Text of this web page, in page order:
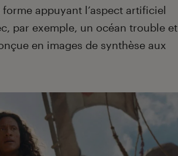
appuyant l’aspect artificiel
par exemple, un océan trouble et
en images de synthèse aux